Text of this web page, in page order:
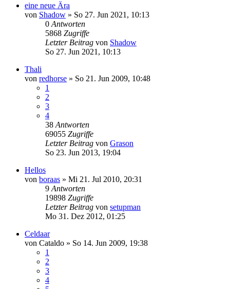
eine neue Ära
von Shadow » So 27. Jun 2021, 10:13
0 Antworten
5868 Zugriffe
Letzter Beitrag von Shadow
So 27. Jun 2021, 10:13
Thali
von redhorse » So 21. Jun 2009, 10:48
1
2
3
4
38 Antworten
69055 Zugriffe
Letzter Beitrag von Grason
So 23. Jun 2013, 19:04
Hellos
von boraas » Mi 21. Jul 2010, 20:31
9 Antworten
19898 Zugriffe
Letzter Beitrag von setupman
Mo 31. Dez 2012, 01:25
Celdaar
von Cataldo » So 14. Jun 2009, 19:38
1
2
3
4